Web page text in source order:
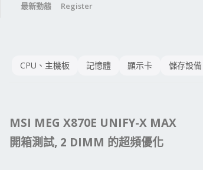
最新動態 Register
CPU、主機板 記憶體 顯示卡 儲存設備
MSI MEG X870E UNIFY-X MAX
開箱測試, 2 DIMM 的超頻優化